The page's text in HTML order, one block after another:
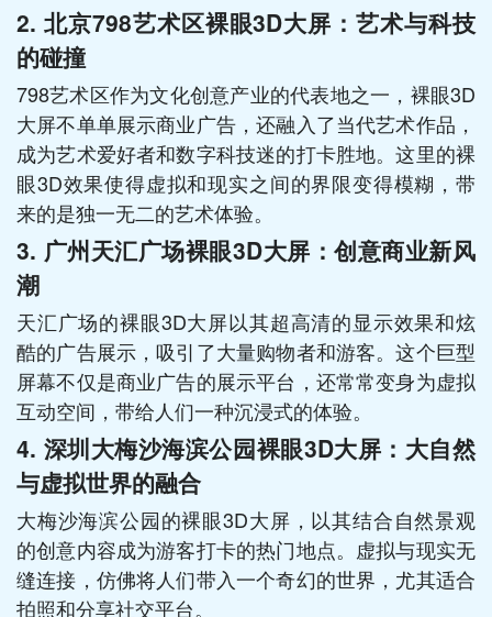
2. 北京798艺术区裸眼3D大屏：艺术与科技
的碰撞
798艺术区作为文化创意产业的代表地之一，裸眼3D
大屏不单单展示商业广告，还融入了当代艺术作品，
成为艺术爱好者和数字科技迷的打卡胜地。这里的裸
眼3D效果使得虚拟和现实之间的界限变得模糊，带
来的是独一无二的艺术体验。
3. 广州天汇广场裸眼3D大屏：创意商业新风
潮
天汇广场的裸眼3D大屏以其超高清的显示效果和炫
酷的广告展示，吸引了大量购物者和游客。这个巨型
屏幕不仅是商业广告的展示平台，还常常变身为虚拟
互动空间，带给人们一种沉浸式的体验。
4. 深圳大梅沙海滨公园裸眼3D大屏：大自然
与虚拟世界的融合
大梅沙海滨公园的裸眼3D大屏，以其结合自然景观
的创意内容成为游客打卡的热门地点。虚拟与现实无
缝连接，仿佛将人们带入一个奇幻的世界，尤其适合
拍照和分享社交平台。